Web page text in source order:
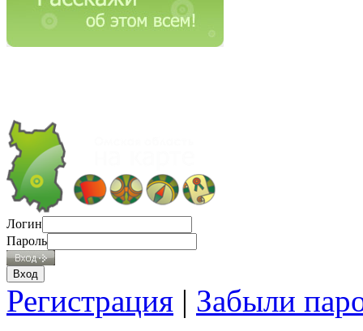
Логин
Пароль
Регистрация | Забыли